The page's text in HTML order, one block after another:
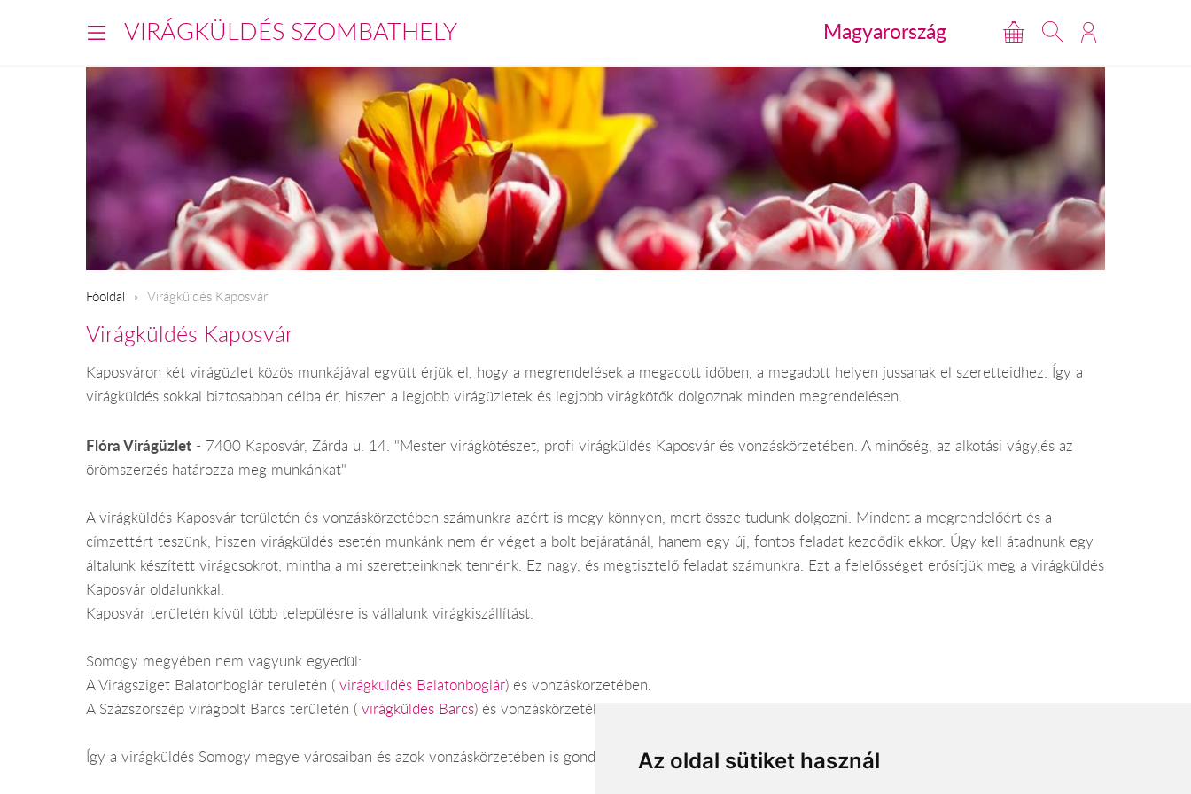
Az oldal sütiket használ
VIRÁGKÜLDÉS SZOMBATHELY Magyarország
Főoldal Virágküldés Kaposvár
Virágküldés Kaposvár
Kaposváron két virágüzlet közös munkájával együtt érjük el, hogy a megrendelések a megadott időben, a megadott helyen jussanak el szeretteidhez. Így a
virágküldés sokkal biztosabban célba ér, hiszen a legjobb virágüzletek és legjobb virágkötők dolgoznak minden megrendelésen.
Flóra Virágüzlet - 7400 Kaposvár, Zárda u. 14. "Mester virágkötészet, profi virágküldés Kaposvár és vonzáskörzetében. A minőség, az alkotási vágy,és az
örömszerzés határozza meg munkánkat"
A virágküldés Kaposvár területén és vonzáskörzetében számunkra azért is megy könnyen, mert össze tudunk dolgozni. Mindent a megrendelőért és a
címzettért teszünk, hiszen virágküldés esetén munkánk nem ér véget a bolt bejáratánál, hanem egy új, fontos feladat kezdődik ekkor. Úgy kell átadnunk egy
általunk készített virágcsokrot, mintha a mi szeretteinknek tennénk. Ez nagy, és megtisztelő feladat számunkra. Ezt a felelősséget erősítjük meg a virágküldés
Kaposvár oldalunkkal.
Kaposvár területén kívül több településre is vállalunk virágkiszállítást.
Somogy megyében nem vagyunk egyedül:
A Virágsziget Balatonboglár területén ( virágküldés Balatonboglár) és vonzáskörzetében.
A Százszorszép virágbolt Barcs területén ( virágküldés Barcs) és vonzáskörzetében.
Így a virágküldés Somogy megye városaiban és azok vonzáskörzetében is gond nélkül megoldható. Várjuk szeretettel webáruházunkban!